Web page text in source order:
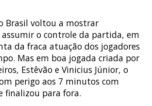
Brasil voltou a mostrar
o controle da partida, em
da fraca atuação dos jogadores
Mas em boa jogada criada por
Estêvão e Vinicius Júnior, o
perigo aos 7 minutos com
finalizou para fora.